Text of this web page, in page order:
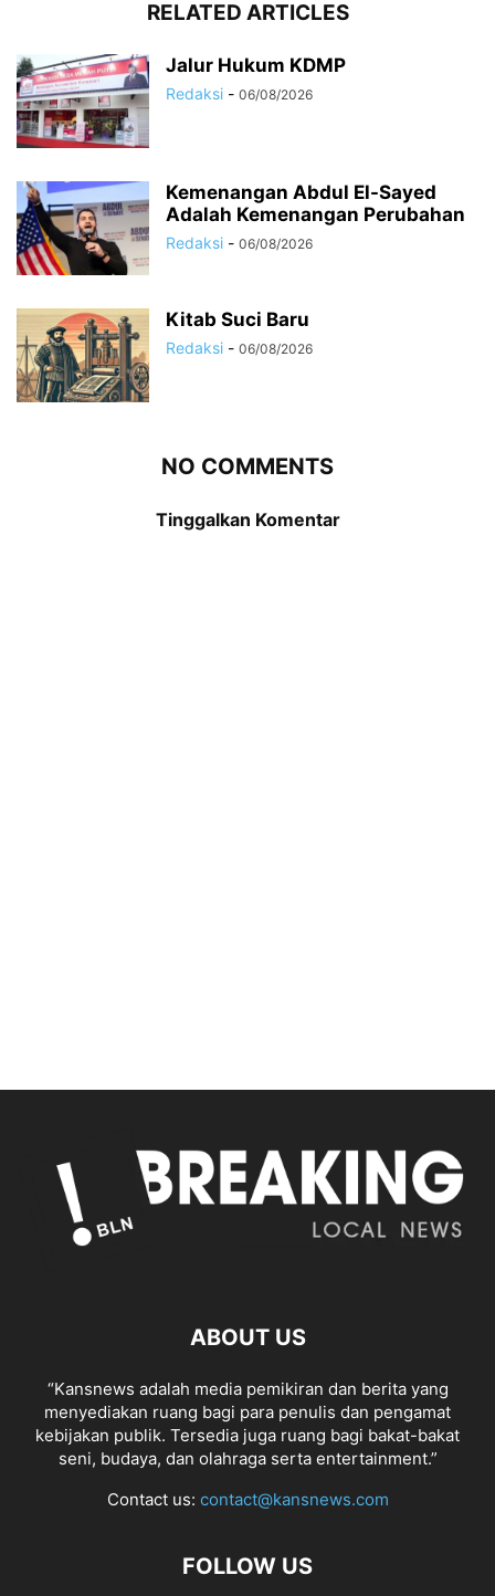
RELATED ARTICLES
Jalur Hukum KDMP
Redaksi - 06/08/2026
Kemenangan Abdul El-Sayed
Adalah Kemenangan Perubahan
Redaksi - 06/08/2026
Kitab Suci Baru
Redaksi - 06/08/2026
NO COMMENTS
Tinggalkan Komentar
ABOUT US
“Kansnews adalah media pemikiran dan berita yang
menyediakan ruang bagi para penulis dan pengamat
kebijakan publik. Tersedia juga ruang bagi bakat-bakat
seni, budaya, dan olahraga serta entertainment.”
Contact us: contact@kansnews.com
FOLLOW US